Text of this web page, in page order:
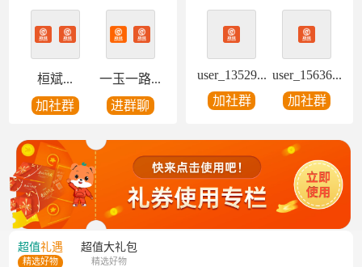
桓斌...
加社群
一玉一路...
进群聊
user_13529...
加社群
user_15636...
加社群
超值礼遇
精选好物
超值大礼包
精选好物